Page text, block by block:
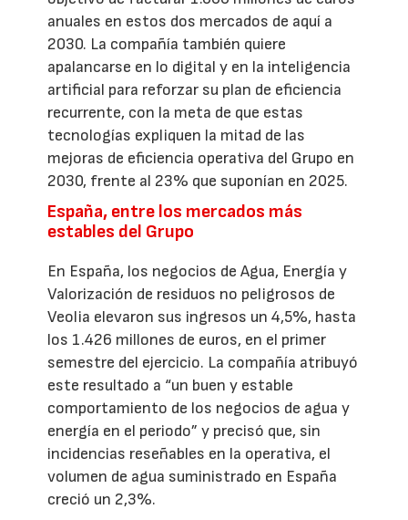
anuales en estos dos mercados de aquí a
2030. La compañía también quiere
apalancarse en lo digital y en la inteligencia
artificial para reforzar su plan de eficiencia
recurrente, con la meta de que estas
tecnologías expliquen la mitad de las
mejoras de eficiencia operativa del Grupo en
2030, frente al 23% que suponían en 2025.
España, entre los mercados más
estables del Grupo
En España, los negocios de Agua, Energía y
Valorización de residuos no peligrosos de
Veolia elevaron sus ingresos un 4,5%, hasta
los 1.426 millones de euros, en el primer
semestre del ejercicio. La compañía atribuyó
este resultado a “un buen y estable
comportamiento de los negocios de agua y
energía en el periodo” y precisó que, sin
incidencias reseñables en la operativa, el
volumen de agua suministrado en España
creció un 2,3%.